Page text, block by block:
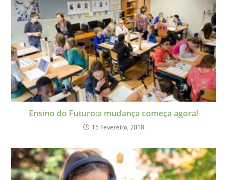
Ensino do Futuro:a mudança começa agora!
15 Fevereiro, 2018